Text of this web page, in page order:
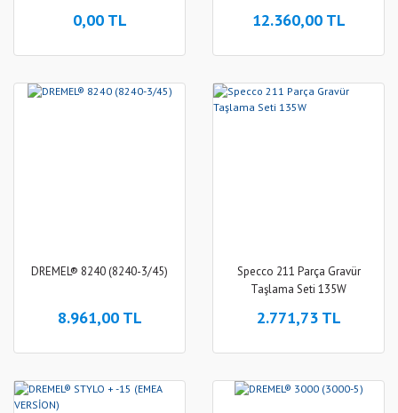
0,00 TL 12.360,00 TL
DREMEL® 8240 (8240-3/45)
8.961,00 TL
Specco 211 Parça Gravür
Taşlama Seti 135W
2.771,73 TL